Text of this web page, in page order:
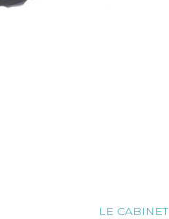
Footer
LE CABINET